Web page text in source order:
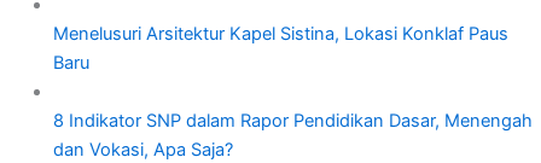
Menelusuri Arsitektur Kapel Sistina, Lokasi Konklaf Paus
Baru
8 Indikator SNP dalam Rapor Pendidikan Dasar, Menengah
dan Vokasi, Apa Saja?